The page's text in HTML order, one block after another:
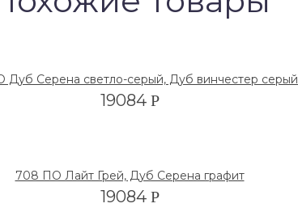
Дуб Серена светло-серый, Дуб винчестер серый
19084 Р
708 ПО Лайт Грей, Дуб Серена графит
19084 Р